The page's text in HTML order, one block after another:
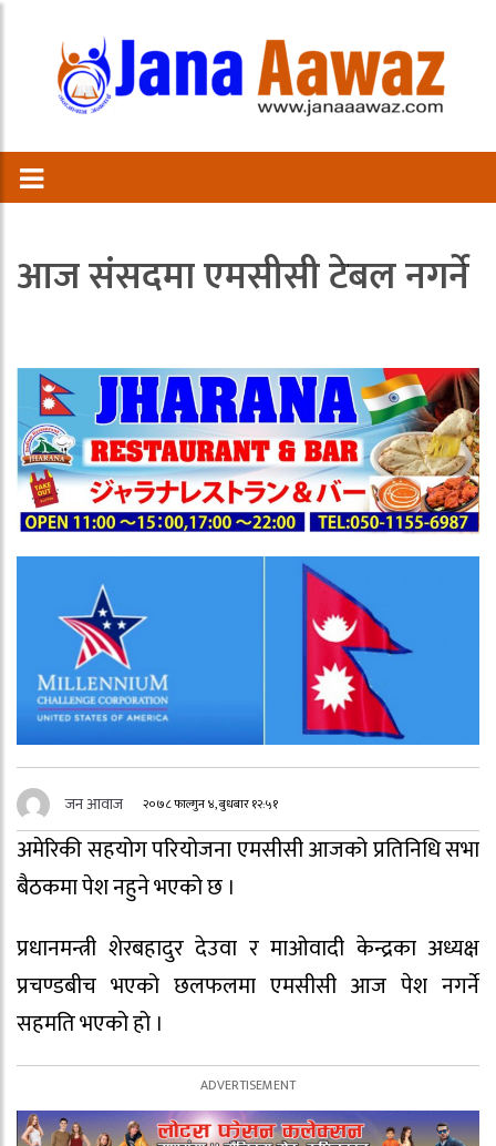
आज संसदमा एमसीसी टेबल नगर्ने
जन आवाज २०७८ फाल्गुन ४, बुधबार १२:५१
अमेरिकी सहयोग परियोजना एमसीसी आजको प्रतिनिधि सभा
बैठकमा पेश नहुने भएको छ ।
प्रधानमन्त्री शेरबहादुर देउवा र माओवादी केन्द्रका अध्यक्ष
प्रचण्डबीच भएको छलफलमा एमसीसी आज पेश नगर्ने
सहमति भएको हो ।